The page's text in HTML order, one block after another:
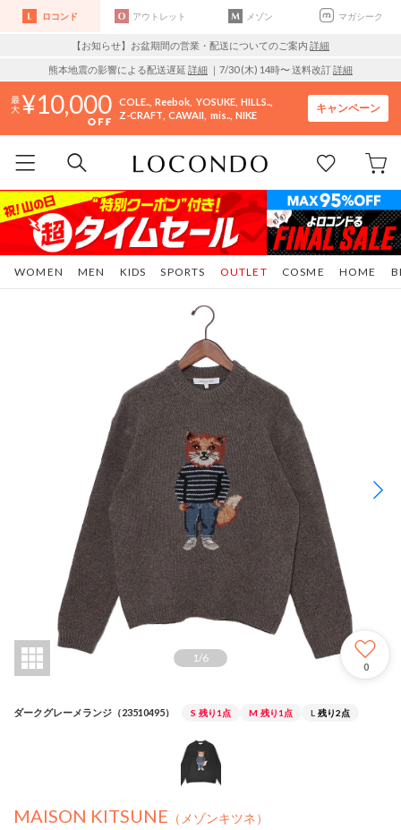
ロコンド アウトレット メゾン マガシーク
【お知らせ】お盆期間の営業・配送についてのご案内 詳細
熊本地震の影響による配送遅延 詳細 ｜7/30 (木) 14時〜 送料改訂詳細
10,000 COLE.. Reebok YOSUKE HILLS..
Z-CRAFT CAWAII mis.. NIKE
キャンペーン
WOMEN MEN KIDS SPORTS COSME HOME
OUTLET
1 /6
0
ダークグレーメランジ（23510495） S 残り1点 M 残り1点 L 残り2点
MAISON KITSUNE （メゾンキツネ）